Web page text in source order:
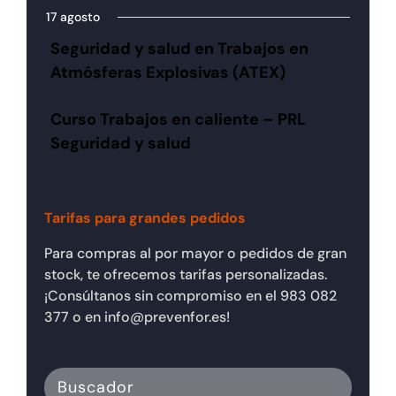
17 agosto
Seguridad y salud en Trabajos en
Atmósferas Explosivas (ATEX)
Curso Trabajos en caliente – PRL
Seguridad y salud
Tarifas para grandes pedidos
Para compras al por mayor o pedidos de gran
stock, te ofrecemos tarifas personalizadas.
¡Consúltanos sin compromiso en el 983 082
377 o en info@prevenfor.es!
Buscador